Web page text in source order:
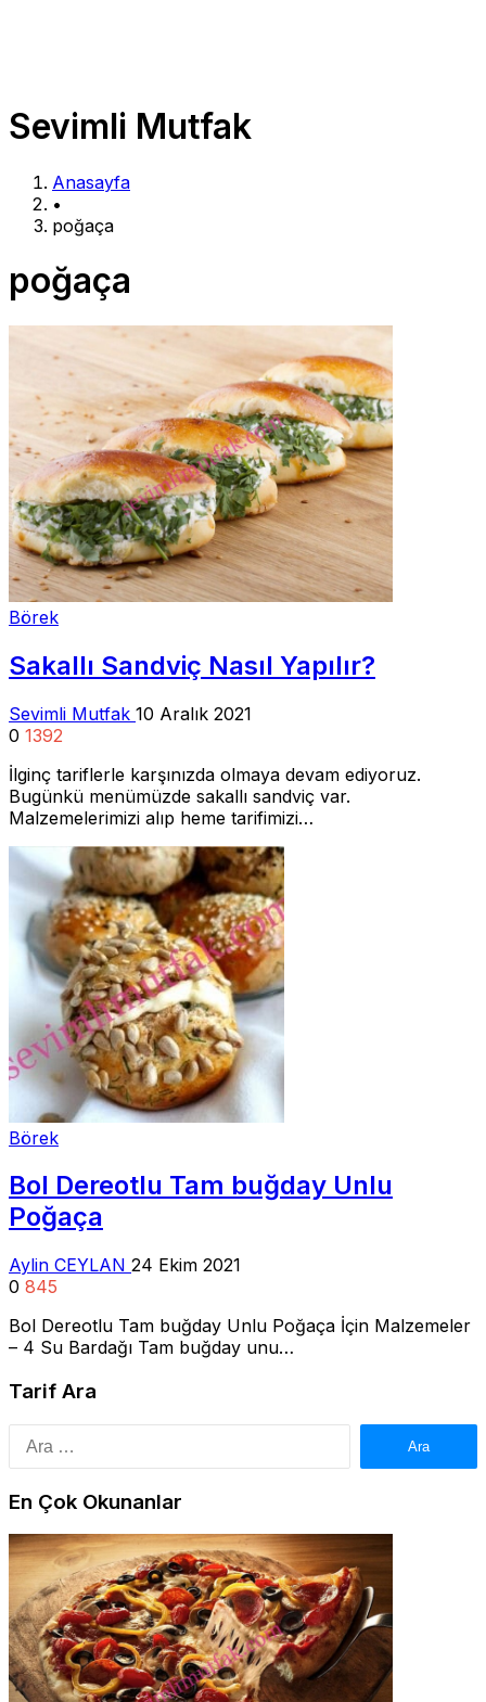
Sevimli Mutfak
Anasayfa
•
poğaça
poğaça
Börek
Sakallı Sandviç Nasıl Yapılır?
Sevimli Mutfak 10 Aralık 2021
0 1392
İlginç tariflerle karşınızda olmaya devam ediyoruz.
Bugünkü menümüzde sakallı sandviç var.
Malzemelerimizi alıp heme tarifimizi…
Börek
Bol Dereotlu Tam buğday Unlu
Poğaça
Aylin CEYLAN 24 Ekim 2021
0 845
Bol Dereotlu Tam buğday Unlu Poğaça İçin Malzemeler
– 4 Su Bardağı Tam buğday unu…
Tarif Ara
Arama:
En Çok Okunanlar